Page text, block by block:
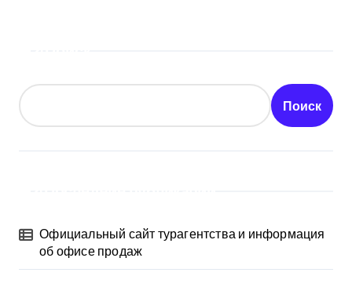
Поиск
Официальный сайт турагентства и информация
об офисе продаж